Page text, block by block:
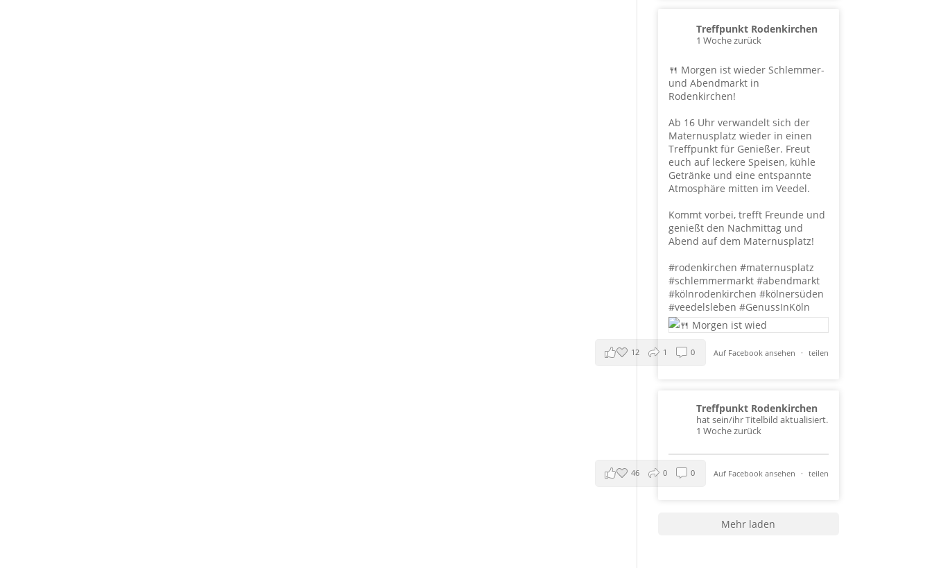
Treffpunkt Rodenkirchen
1 Woche zurück
🍴 Morgen ist wieder Schlemmer-
und Abendmarkt in
Rodenkirchen!
Ab 16 Uhr verwandelt sich der
Maternusplatz wieder in einen
Treffpunkt für Genießer. Freut
euch auf leckere Speisen, kühle
Getränke und eine entspannte
Atmosphäre mitten im Veedel.
Kommt vorbei, trefft Freunde und
genießt den Nachmittag und
Abend auf dem Maternusplatz!
#rodenkirchen #maternusplatz
#schlemmermarkt #abendmarkt
#kölnrodenkirchen #kölnersüden
#veedelsleben #GenussInKöln
Auf Facebook ansehen · teilen
12 1 0
Treffpunkt Rodenkirchen
hat sein/ihr Titelbild aktualisiert.
1 Woche zurück
Auf Facebook ansehen · teilen
46 0 0
Mehr laden